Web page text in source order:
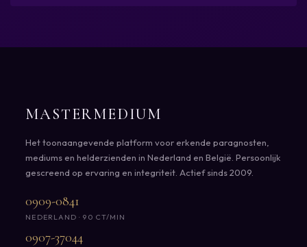
MASTERMEDIUM
Het toonaangevende platform voor erkende paragnosten,
mediums en helderzienden in Nederland en België. Persoonlijk
gescreend op ervaring en integriteit. Actief sinds 2009.
0909-0841
NEDERLAND · 90 CT/MIN
0907-37044